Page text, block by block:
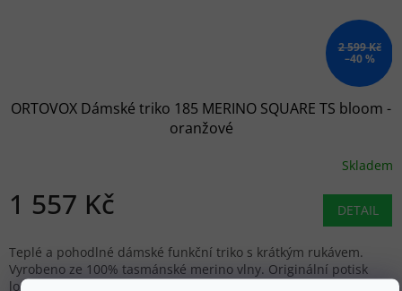
2 599 Kč
–40 %
ORTOVOX Dámské triko 185 MERINO SQUARE TS bloom -
oranžové
Skladem
1 557 Kč DETAIL
Teplé a pohodlné dámské funkční triko s krátkým rukávem.
Vyrobeno ze 100% tasmánské merino vlny. Originální potisk
loga ORTOVOX a skvělá funkčnost za všech okolností.